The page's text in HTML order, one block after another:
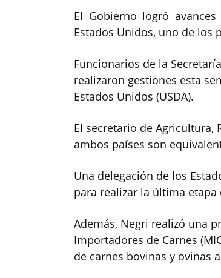
El Gobierno logró
Estados Unidos, uno de los
Funcionarios de la
realizaron gestiones esta
Estados Unidos (USDA).
El secretario de
ambos países son
Una delegación de los
para realizar la última etapa
Además, Negri realizó una
Importadores de Carnes
de carnes bovinas y ovinas